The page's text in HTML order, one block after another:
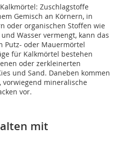
Zuschlagstoffe
Gemisch an Körnern, in
oder organischen Stoffen wie
Wasser vermengt, kann das
Putz- oder Mauermörtel
für Kalkmörtel bestehen
oder zerkleinerten
und Sand. Daneben kommen
mineralische
vor.
mit